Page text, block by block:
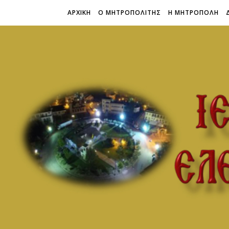
ΑΡΧΙΚΗ Ο ΜΗΤΡΟΠΟΛΙΤΗΣ Η ΜΗΤΡΟΠΟΛΗ